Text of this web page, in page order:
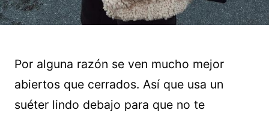
Por alguna razón se ven mucho mejor
abiertos que cerrados. Así que usa un
suéter lindo debajo para que no te